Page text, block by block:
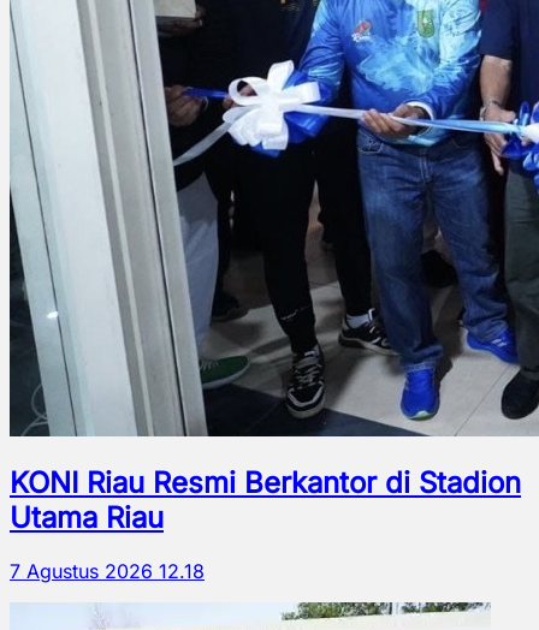
KONI Riau Resmi Berkantor di Stadion
Utama Riau
7 Agustus 2026 12.18